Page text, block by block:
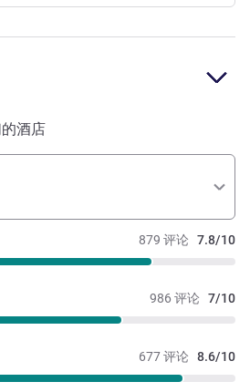
酒店
879 评论 7.8/10
986 评论 7/10
677 评论 8.6/10